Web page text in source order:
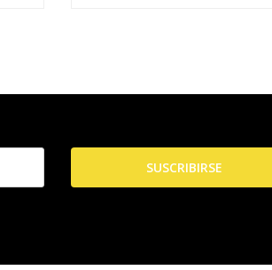
SUSCRIBIRSE